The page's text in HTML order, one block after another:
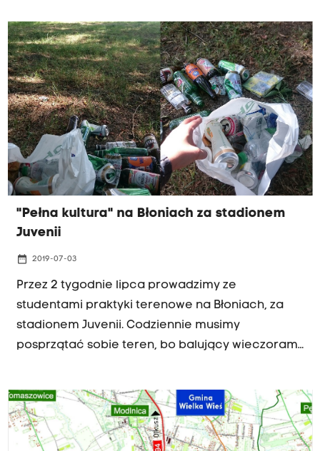
"Pełna kultura" na Błoniach za stadionem
Juvenii
date_range 2019-07-03
Przez 2 tygodnie lipca prowadzimy ze
studentami praktyki terenowe na Błoniach, za
stadionem Juvenii. Codziennie musimy
posprzątać sobie teren, bo balujący wieczorami